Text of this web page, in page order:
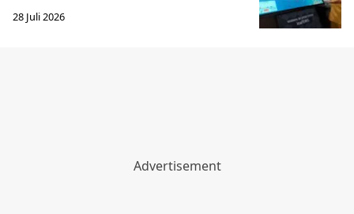
28 Juli 2026